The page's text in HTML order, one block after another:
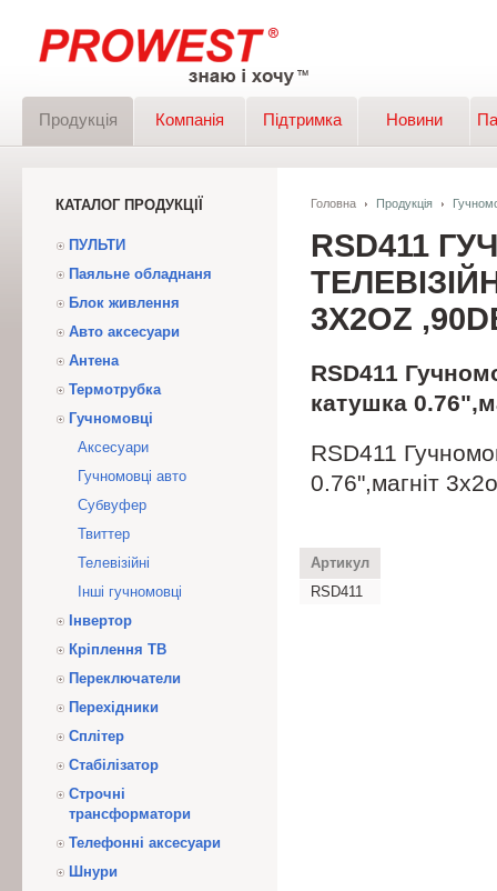
Продукція Компанія Підтримка Новини
КАТАЛОГ ПРОДУКЦІЇ
ПУЛЬТИ
Паяльне обладнаня
Блок живлення
Авто аксесуари
Антена
Термотрубка
Гучномовці
Аксесуари
Гучномовці авто
Субвуфер
Твиттер
Телевізійні
Інші гучномовці
Інвертор
Кріплення ТВ
Переключатели
Перехідники
Сплітер
Стабілізатор
Строчні
трансформатори
Телефонні аксесуари
Шнури
Головна Продукція
RSD411
3X2OZ
RSD411
катушка
RSD411
0.76",магніт
Артикул
RSD411